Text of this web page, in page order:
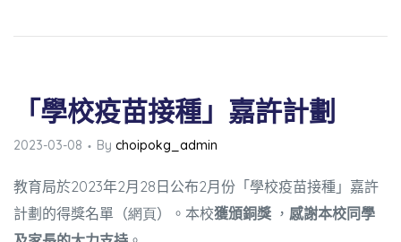
「學校疫苗接種」嘉許計劃
2023-03-08 By choipokg_admin
教育局於2023年2月 28 日公布2月份「學校疫苗接種」嘉許
計劃的得獎名單（網頁）。本校獲頒銅獎 ， 感謝本校同學
語」